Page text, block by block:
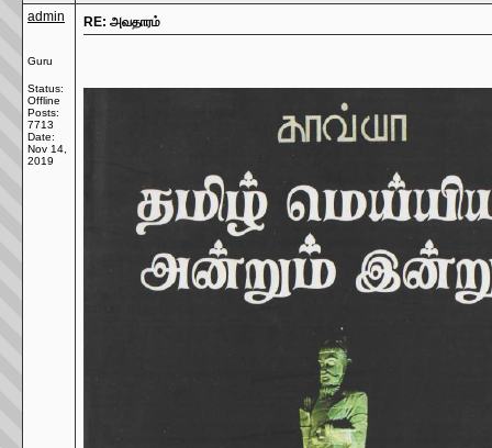
admin
Guru
Status:
Offline
Posts:
7713
Date:
Nov 14,
2019
RE: அவதாரம்